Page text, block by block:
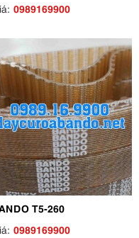
0989169900
T5-260
0989169900